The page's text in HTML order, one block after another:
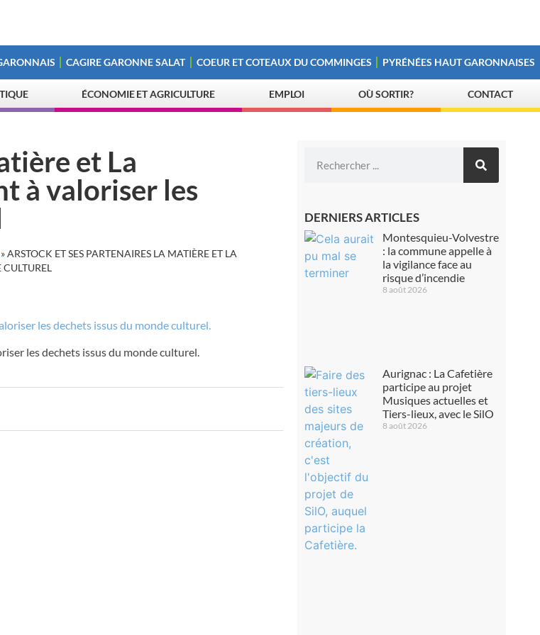
CAGIRE GARONNE SALAT COEUR ET COTEAUX DU COMMINGES PYRÉNÉES HAUT GARONNAISES
ÉCONOMIE ET AGRICULTURE EMPLOI OÙ SORTIR? CONTACT
et La
à valoriser les
»ARSTOCK ET SES PARTENAIRES LA MATIÈRE ET LA
CULTUREL
les dechets issus du monde culturel.
DERNIERS ARTICLES
Montesquieu-Volvestre
: la commune appelle à
la vigilance face au
risque d’incendie
8 août 2026
Aurignac : La Cafetière
participe au projet
Musiques actuelles et
Tiers-lieux, avec le SilO
8 août 2026